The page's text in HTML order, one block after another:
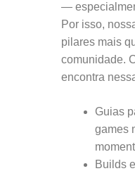
—
Por isso,
pilares mais
comunidade.
encontra
Guias
games
Builds